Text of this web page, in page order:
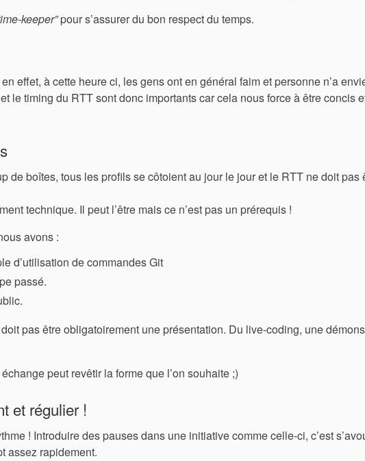
keeper”pour s’assurer du bon respect du temps.
effet, à cette heure ci, les gens ont en général faim et personne n’a
et le timing du RTT sont donc importants car cela nous force à être concis
de boîtes, tous les profils se côtoient au jour le jour et le RTT ne doit pas
technique. Il peut l’être mais ce n’est pas un prérequis !
avons :
d’utilisation de commandes Git
passé.
pas être obligatoirement une présentation. Du live-coding, une
peut revêtir la forme que l’on souhaite ;)
et régulier !
! Introduire des pauses dans une initiative comme celle-ci, c’est
assez rapidement.